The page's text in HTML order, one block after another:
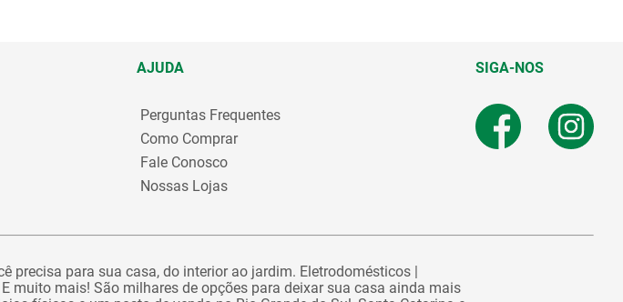
AJUDA
Perguntas Frequentes
Como Comprar
Fale Conosco
Nossas Lojas
SIGA-NOS
precisa para sua casa, do interior ao jardim. Eletrodomésticos |
muito mais! São milhares de opções para deixar sua casa ainda mais